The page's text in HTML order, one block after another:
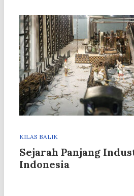
KILAS BALIK
Sejarah Panjang
Indonesia